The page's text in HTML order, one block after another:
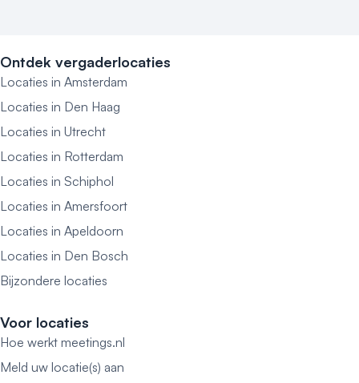
Ontdek vergaderlocaties
Locaties in Amsterdam
Locaties in Den Haag
Locaties in Utrecht
Locaties in Rotterdam
Locaties in Schiphol
Locaties in Amersfoort
Locaties in Apeldoorn
Locaties in Den Bosch
Bijzondere locaties
Voor locaties
Hoe werkt meetings.nl
Meld uw locatie(s) aan